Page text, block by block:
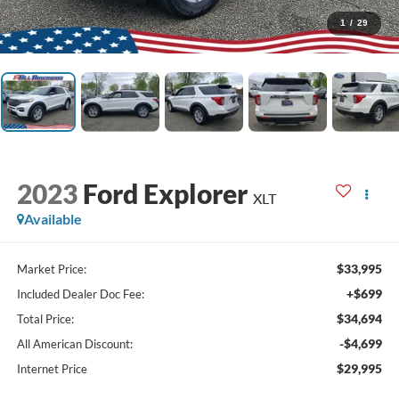
1 / 29
2023 Ford Explorer XLT
Available
Market Price: $33,995
Included Dealer Doc Fee: +$699
Total Price: $34,694
All American Discount: -$4,699
Internet Price $29,995